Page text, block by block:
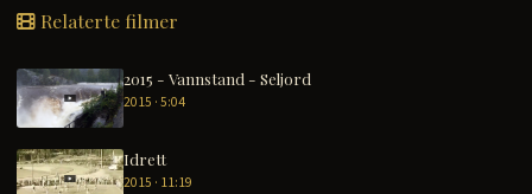
Relaterte filmer
2015 - Vannstand - Seljord
2015 · 5:04
Idrett
2015 · 11:19